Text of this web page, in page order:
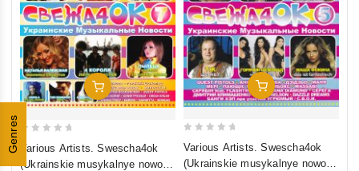
Genres
In Den Warenkorb
Various Artists. Swescha4ok
(Ukrainskie musykalnye nowosti
In Den Warenkorb
Various Artists. Swescha4ok
(Ukrainskie musykalnye nowosti